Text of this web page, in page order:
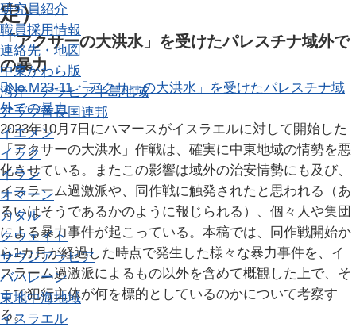
研究員紹介
職員採用情報
連絡先・地図
中東かわら版
湾岸・アラビア半島地域
アラブ首長国連邦
イエメン
イラク
イラン
オマーン
カタル
クウェイト
サウジアラビア
バハレーン
東地中海地域
イスラエル
定）
「アクサーの大洪水」を受けたパレスチナ域外で
の暴力
No.M23-11 「アクサーの大洪水」を受けたパレスチナ域
外での暴力
2023年10月7日にハマースがイスラエルに対して開始した
「アクサーの大洪水」作戦は、確実に中東地域の情勢を悪
化させている。またこの影響は域外の治安情勢にも及び、
イスラーム過激派や、同作戦に触発されたと思われる（あ
るいはそうであるかのように報じられる）、個々人や集団
による暴力事件が起こっている。本稿では、同作戦開始か
ら1カ月が経過した時点で発生した様々な暴力事件を、イ
スラーム過激派によるもの以外を含めて概観した上で、そ
こで犯行主体が何を標的としているのかについて考察す
る。